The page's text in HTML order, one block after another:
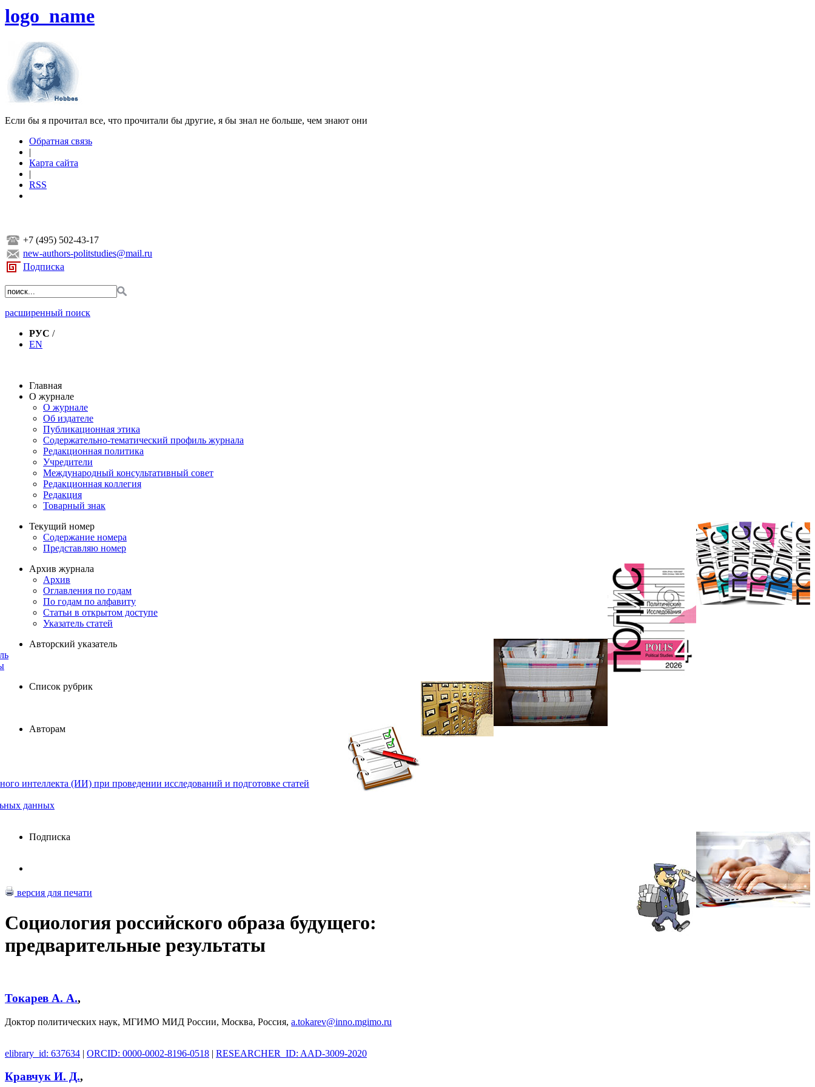
logo_name
Если бы я прочитал все, что прочитали бы другие, я бы знал не больше, чем знают они
Обратная связь
|
Карта сайта
|
RSS
+7 (495) 502-43-17
new-authors-politstudies@mail.ru
Подписка
расширенный поиск
РУС /
EN
Главная
О журнале
О журнале
Об издателе
Публикационная этика
Содержательно-тематический профиль журнала
Редакционная политика
Учредители
Международный консультативный совет
Редакционная коллегия
Редакция
Товарный знак
Текущий номер
Содержание номера
Представляю номер
Архив журнала
Архив
Оглавления по годам
По годам по алфавиту
Статьи в открытом доступе
Указатель статей
Авторский указатель
Список рубрик
Авторам
интеллекта (ИИ) при проведении исследований и подготовке статей
данных
Подписка
версия для печати
Социология российского образа будущего:
предварительные результаты
Токарев А. А.,
Доктор политических наук, МГИМО МИД России, Москва, Россия, a.tokarev@inno.mgimo.ru
elibrary_id: 637634 | ORCID: 0000-0002-8196-0518 | RESEARCHER_ID: AAD-3009-2020
Кравчук И. Д.,